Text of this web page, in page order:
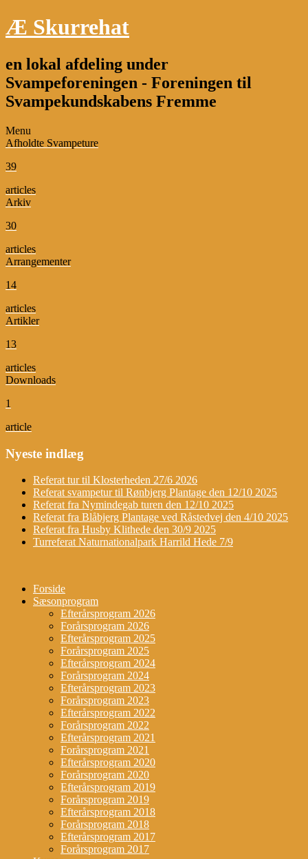
Æ Skurrehat
en lokal afdeling under
Svampeforeningen - Foreningen til
Svampekundskabens Fremme
Menu
Afholdte Svampeture
39
articles
Arkiv
30
articles
Arrangementer
14
articles
Artikler
13
articles
Downloads
1
article
Nyeste indlæg
Referat tur til Klosterheden 27/6 2026
Referat svampetur til Rønbjerg Plantage den 12/10 2025
Referat fra Nymindegab turen den 12/10 2025
Referat fra Blåbjerg Plantage ved Råstedvej den 4/10 2025
Referat fra Husby Klithede den 30/9 2025
Turreferat Naturnationalpark Harrild Hede 7/9
Forside
Sæsonprogram
Efterårsprogram 2026
Forårsprogram 2026
Efterårsprogram 2025
Forårsprogram 2025
Efterårsprogram 2024
Forårsprogram 2024
Efterårsprogram 2023
Forårsprogram 2023
Efterårsprogram 2022
Forårsprogram 2022
Efterårsprogram 2021
Forårsprogram 2021
Efterårsprogram 2020
Forårsprogram 2020
Efterårsprogram 2019
Forårsprogram 2019
Efterårsprogram 2018
Forårsprogram 2018
Efterårsprogram 2017
Forårsprogram 2017